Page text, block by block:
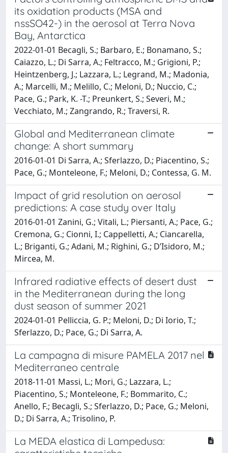
its oxidation products (MSA and
nssSO42-) in the aerosol at Terra Nova
Bay, Antarctica
2022-01-01 Becagli, S.; Barbaro, E.; Bonamano, S.;
Caiazzo, L.; Di Sarra, A.; Feltracco, M.; Grigioni, P.;
Heintzenberg, J.; Lazzara, L.; Legrand, M.; Madonia,
A.; Marcelli, M.; Melillo, C.; Meloni, D.; Nuccio, C.;
Pace, G.; Park, K. -T.; Preunkert, S.; Severi, M.;
Vecchiato, M.; Zangrando, R.; Traversi, R.
Global and Mediterranean climate
change: A short summary
2016-01-01 Di Sarra, A.; Sferlazzo, D.; Piacentino, S.;
Pace, G.; Monteleone, F.; Meloni, D.; Contessa, G. M.
Impact of grid resolution on aerosol
predictions: A case study over Italy
2016-01-01 Zanini, G.; Vitali, L.; Piersanti, A.; Pace, G.;
Cremona, G.; Cionni, I.; Cappelletti, A.; Ciancarella,
L.; Briganti, G.; Adani, M.; Righini, G.; D’Isidoro, M.;
Mircea, M.
Infrared radiative effects of desert dust
in the Mediterranean during the long
dust season of summer 2021
2024-01-01 Pelliccia, G. P.; Meloni, D.; Di Iorio, T.;
Sferlazzo, D.; Pace, G.; Di Sarra, A.
La campagna di misure PAMELA 2017 nel
Mediterraneo centrale
2018-11-01 Massi, L.; Mori, G.; Lazzara, L.;
Piacentino, S.; Monteleone, F.; Bommarito, C.;
Anello, F.; Becagli, S.; Sferlazzo, D.; Pace, G.; Meloni,
D.; Di Sarra, A.; Trisolino, P.
La MEDA elastica di Lampedusa: